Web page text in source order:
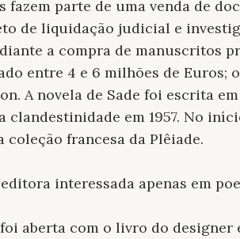
fazem parte de uma venda de
de liquidação judicial e
a compra de manuscritos
entre 4 e 6 milhões de Euros;
A novela de Sade foi escrita
clandestinidade em 1957. No
francesa da Plêiade.
interessada apenas em
aberta com o livro do